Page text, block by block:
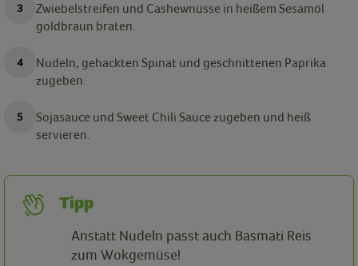
Zwiebelstreifen und Cashewnüsse in heißem Sesamöl
goldbraun braten.
Nudeln, gehackten Spinat und geschnittenen Paprika
zugeben.
Sojasauce und Sweet Chili Sauce zugeben und heiß
servieren.
Tipp
Anstatt Nudeln passt auch Basmati Reis
zum Wokgemüse!